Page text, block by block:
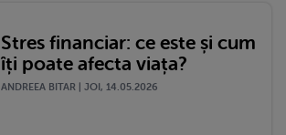
Stres financiar: ce este și cum
îți poate afecta viața?
ANDREEA BITAR | JOI, 14.05.2026